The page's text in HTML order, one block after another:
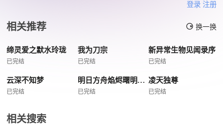
登录 注册
相关推荐 换一换
缔灵爱之默水玲珑
已完结
我为刀宗
已完结
新异常生物见闻录序
已完结
云深不知梦
已完结
明日方舟焰烬曙明日语版
已完结
凌天独尊
已完结
相关搜索